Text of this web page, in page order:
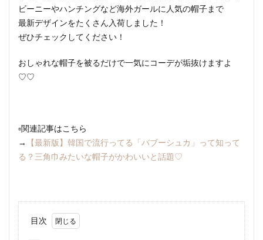
ビーニーやハンチングなど海外ガールに人気の帽子まで
最新デザインをたくさん入荷しました！
ぜひチェックしてください！
おしゃれな帽子を被るだけで一気にコーデが垢抜けますよ
♡♡
▫︎関連記事はこちら
→
【最新版】韓国で流行ってる「バブーシュカ」って知って
る？三角巾みたいな帽子がかわいいと話題♡
目次